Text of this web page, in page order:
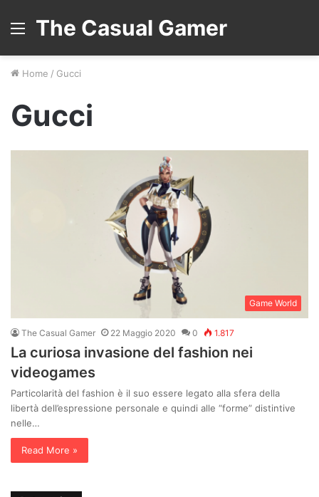
The Casual Gamer
Home / Gucci
Gucci
Game World
The Casual Gamer 22 Maggio 2020 0 1.817
La curiosa invasione del fashion nei
videogames
Particolarità del fashion è il suo essere legato alla sfera della
libertà dell’espressione personale e quindi alle “forme” distintive
nelle…
Read More »